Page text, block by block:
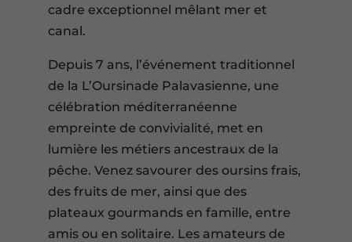
cadre exceptionnel mêlant mer et
canal.
Depuis 7 ans, l’événement traditionnel
de la L’Oursinade Palavasienne, une
célébration méditerranéenne
empreinte de convivialité, met en
lumière les métiers ancestraux de la
pêche. Venez savourer des oursins frais,
des fruits de mer, ainsi que des
plateaux gourmands en famille, entre
amis ou en solitaire. Les amateurs de